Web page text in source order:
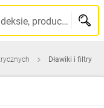
Szukaj po nazwie, indeksie, producencie, kodzie kreskowym...
Dławiki i filtry